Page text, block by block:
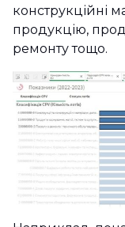
конструкційні
продукцію,
ремонту тощо.